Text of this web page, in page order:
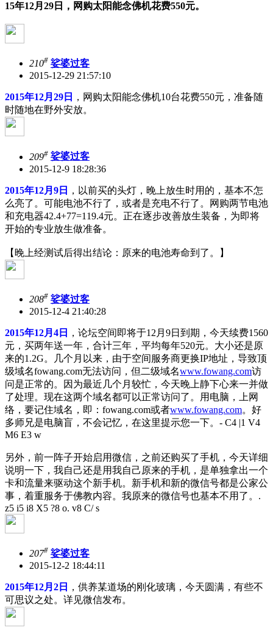
15年12月29日，网购太阳能念佛机花费550元。
210# 娑婆过客
2015-12-29 21:57:10
2015年12月29日
，网购太阳能念佛机10台花费550元，准备随
时随地在野外安放。
209# 娑婆过客
2015-12-9 18:28:36
2015年12月9日
，以前买的头灯，晚上放生时用的，基本不怎
么亮了。可能电池不行了，或者是充电不行了。网购两节电池
和充电器42.4+77=119.4元。正在逐步改善放生装备，为即将
开始的专业放生做准备。
【晚上经测试后得出结论：原来的电池寿命到了。】
208# 娑婆过客
2015-12-4 21:40:28
2015年12月4日
，论坛空间即将于12月9日到期，今天续费1560
元，买两年送一年，合计三年，平均每年520元。大小还是原
来的1.2G。几个月以来，由于空间服务商更换IP地址，导致顶
级域名fowang.com无法访问，但二级域名www.fowang.com访
问是正常的。因为最近几个月较忙，今天晚上静下心来一并做
了处理。现在这两个域名都可以正常访问了。用电脑，上网
络，要记住域名，即：fowang.com或者www.fowang.com。好
多师兄是电脑盲，不会记忆，在这里提示您一下。 - C4 |1 V4
M6 E3 w
另外，前一阵子开始启用微信，之前还购买了手机，今天详细
说明一下，我自己还是用我自己原来的手机，是单独拿出一个
卡和流量来驱动这个新手机。新手机和新的微信号都是公家公
事，着重服务于佛教内容。我原来的微信号也基本不用了。 .
z5 i5 i8 X5 ?8 o. v8 C/ s
207# 娑婆过客
2015-12-2 18:44:11
2015年12月2日
，供养某道场的刚化玻璃，今天圆满，有些不
可思议之处。详见微信发布。